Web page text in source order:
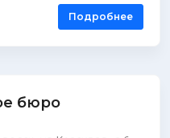
Подробнее
бюро